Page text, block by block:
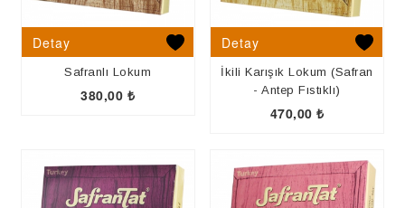
Detay
Safranlı Lokum
380,00 ₺
Detay
İkili Karışık Lokum (Safran
- Antep Fıstıklı)
470,00 ₺